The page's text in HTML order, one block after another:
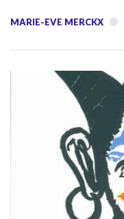
MARIE-EVE MERCKX